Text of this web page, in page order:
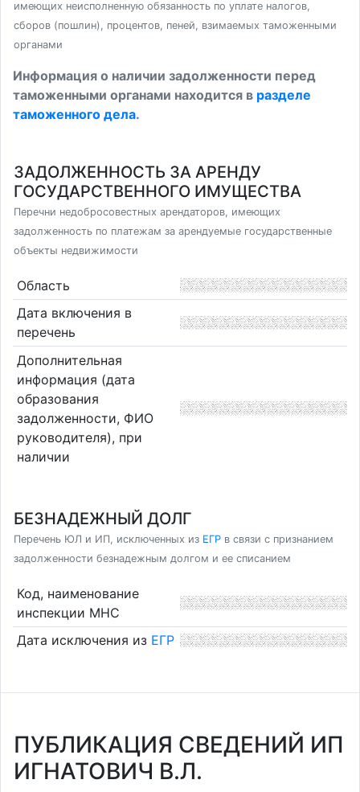
имеющих неисполненную обязанность по уплате налогов,
сборов (пошлин), процентов, пеней, взимаемых таможенными
органами
Информация о наличии задолженности перед
таможенными органами находится в разделе
таможенного дела.
ЗАДОЛЖЕННОСТЬ ЗА АРЕНДУ
ГОСУДАРСТВЕННОГО ИМУЩЕСТВА
Перечни недобросовестных арендаторов, имеющих
задолженность по платежам за арендуемые государственные
объекты недвижимости
Область
Дата включения в
перечень
Дополнительная
информация (дата
образования
задолженности, ФИО
руководителя), при
наличии
БЕЗНАДЕЖНЫЙ ДОЛГ
Перечень ЮЛ и ИП, исключенных из ЕГР в связи с признанием
задолженности безнадежным долгом и ее списанием
Код, наименование
инспекции МНС
Дата исключения из ЕГР
ПУБЛИКАЦИЯ СВЕДЕНИЙ ИП
ИГНАТОВИЧ В.Л.